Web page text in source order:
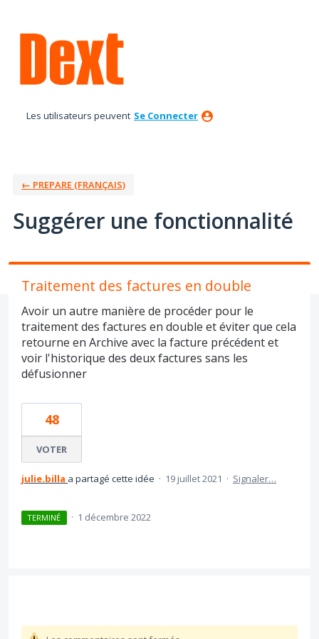
au
contenu
Les utilisateurs peuvent Se Connecter
← PREPARE (FRANÇAIS)
Suggérer une fonctionnalité
Traitement des factures en double
Avoir un autre manière de procéder pour le
traitement des factures en double et éviter que cela
retourne en Archive avec la facture précédent et
voir l'historique des deux factures sans les
défusionner
48
VOTER
julie.billa a partagé cette idée · 19 juillet 2021 · Signaler…
TERMINÉ · 1 décembre 2022